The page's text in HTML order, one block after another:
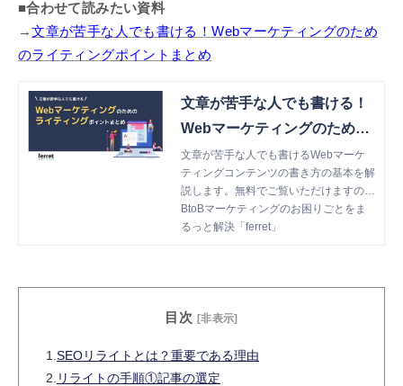
■合わせて読みたい資料
→文章が苦手な人でも書ける！Webマーケティングのため
のライティングポイントまとめ
文章が苦手な人でも書ける！
Webマーケティングのための
ライティングポイントまとめ
文章が苦手な人でも書けるWebマーケ
ティングコンテンツの書き方の基本を解
説します。無料でご覧いただけますので
ぜひご一読ください。
BtoBマーケティングのお困りごとをま
るっと解決「ferret」
目次 [非表示]
1. SEOリライトとは？重要である理由
2. リライトの手順①記事の選定